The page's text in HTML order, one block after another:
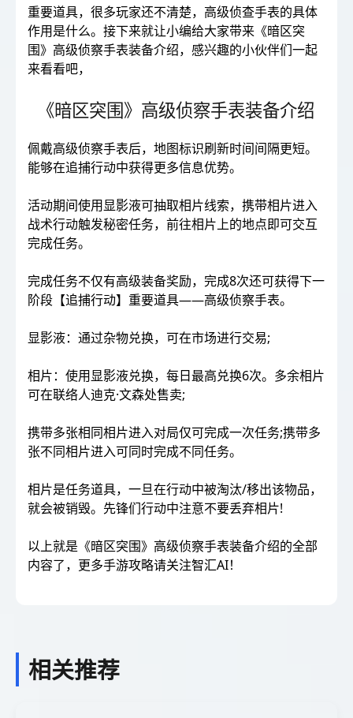
重要道具，很多玩家还不清楚，高级侦查手表的具体
作用是什么。接下来就让小编给大家带来《暗区突
围》高级侦察手表装备介绍，感兴趣的小伙伴们一起
来看看吧，
《暗区突围》高级侦察手表装备介绍
佩戴高级侦察手表后，地图标识刷新时间间隔更短。
能够在追捕行动中获得更多信息优势。
活动期间使用显影液可抽取相片线索，携带相片进入
战术行动触发秘密任务，前往相片上的地点即可交互
完成任务。
完成任务不仅有高级装备奖励，完成8次还可获得下一
阶段【追捕行动】重要道具——高级侦察手表。
显影液：通过杂物兑换，可在市场进行交易;
相片：使用显影液兑换，每日最高兑换6次。多余相片
可在联络人迪克·文森处售卖;
携带多张相同相片进入对局仅可完成一次任务;携带多
张不同相片进入可同时完成不同任务。
相片是任务道具，一旦在行动中被淘汰/移出该物品，
就会被销毁。先锋们行动中注意不要丢弃相片!
以上就是《暗区突围》高级侦察手表装备介绍的全部
内容了，更多手游攻略请关注智汇AI！
相关推荐